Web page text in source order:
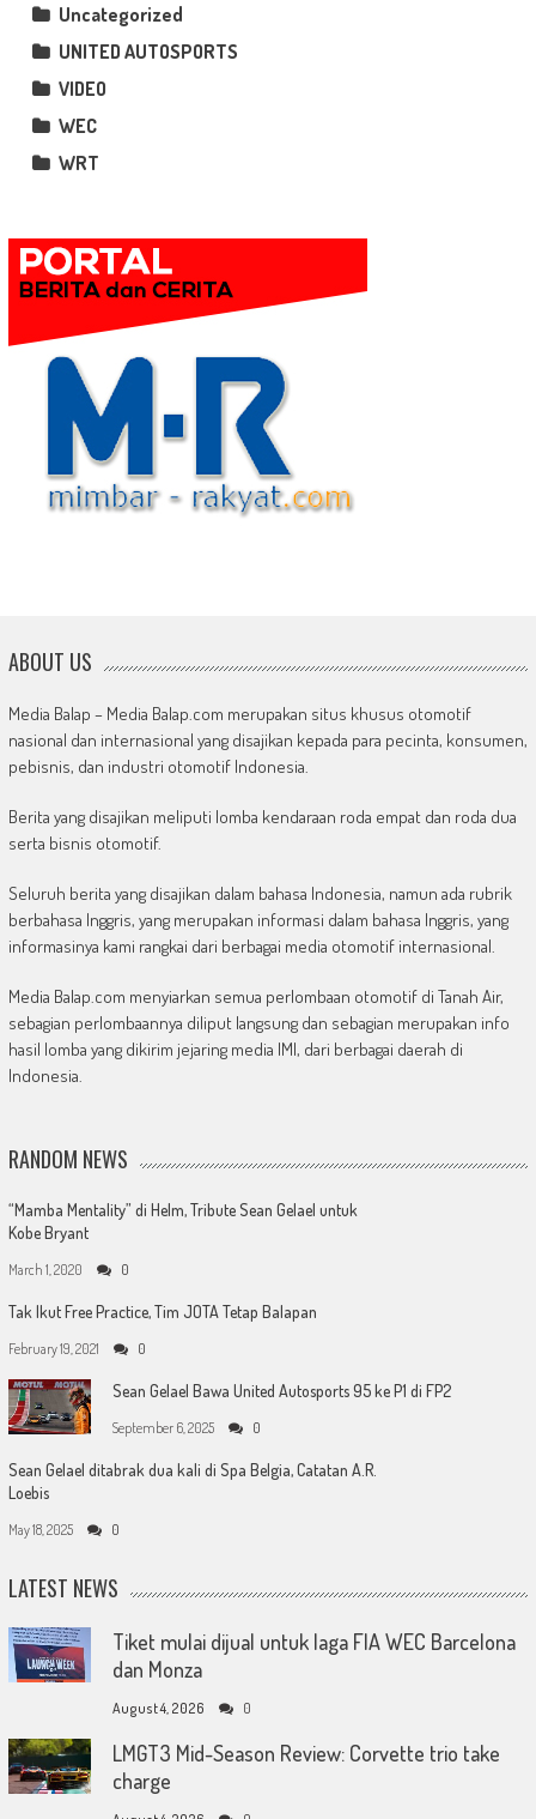
Uncategorized
UNITED AUTOSPORTS
VIDEO
WEC
WRT
ABOUT US
Media Balap – Media Balap.com merupakan situs khusus otomotif
nasional dan internasional yang disajikan kepada para pecinta, konsumen,
pebisnis, dan industri otomotif Indonesia.
Berita yang disajikan meliputi lomba kendaraan roda empat dan roda dua
serta bisnis otomotif.
Seluruh berita yang disajikan dalam bahasa Indonesia, namun ada rubrik
berbahasa Inggris, yang merupakan informasi dalam bahasa Inggris, yang
informasinya kami rangkai dari berbagai media otomotif internasional.
Media Balap.com menyiarkan semua perlombaan otomotif di Tanah Air,
sebagian perlombaannya diliput langsung dan sebagian merupakan info
hasil lomba yang dikirim jejaring media IMI, dari berbagai daerah di
Indonesia.
RANDOM NEWS
“Mamba Mentality” di Helm, Tribute Sean Gelael untuk
Kobe Bryant
March 1, 2020 0
Tak Ikut Free Practice, Tim JOTA Tetap Balapan
February 19, 2021 0
Sean Gelael Bawa United Autosports 95 ke P1 di FP2
September 6, 2025 0
Sean Gelael ditabrak dua kali di Spa Belgia, Catatan A.R.
Loebis
May 18, 2025 0
LATEST NEWS
Tiket mulai dijual untuk laga FIA WEC Barcelona
dan Monza
August 4, 2026 0
LMGT3 Mid-Season Review: Corvette trio take
charge